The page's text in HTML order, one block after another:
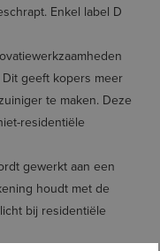
Enkel label D
geeft kopers meer
te maken. Deze
residentiële
gewerkt aan een
houdt met de
bij residentiële